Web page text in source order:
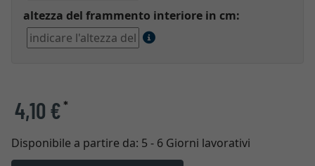
altezza del frammento interiore in cm:
4,10 €*
Disponibile a partire da: 5 - 6 Giorni lavorativi